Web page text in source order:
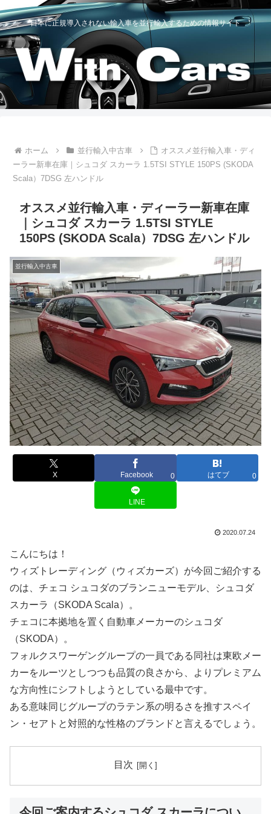
日本に正規導入されない輸入車を並行輸入するための情報サイト
ホーム 並行輸入中古車
オススメ並行輸入車・ディ
ーラー新車在庫｜シュコダ スカーラ 1.5TSI STYLE 150PS (SKODA
Scala）7DSG 左ハンドル
オススメ並行輸入車・ディーラー新車在庫
｜シュコダ スカーラ 1.5TSI STYLE
150PS (SKODA Scala）7DSG 左ハンドル
並行輸入中古車
X Facebook 0 はてブ 0
LINE
2020.07.24
こんにちは！
ウィズトレーディング（ウィズカーズ）が今回ご紹介する
のは、チェコ シュコダのブランニューモデル、シュコダ
スカーラ（SKODA Scala）。
チェコに本拠地を置く自動車メーカーのシュコダ
（SKODA）。
フォルクスワーゲングループの一員である同社は東欧メー
カーをルーツとしつつも品質の良さから、よりプレミアム
な方向性にシフトしようとしている最中です。
ある意味同じグループのラテン系の明るさを推すスペイ
ン・セアトと対照的な性格のブランドと言えるでしょう。
目次